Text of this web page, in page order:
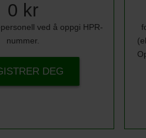
0 kr
ved å oppgi HPR-
nummer.
DEG